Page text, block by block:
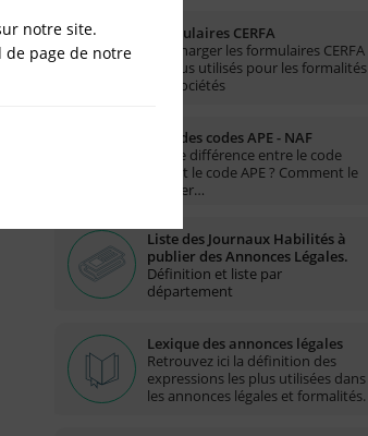
Formulaires CERFA
Télécharger les formulaires CERFA
les plus utilisés pour les formalités
des sociétés
Liste des codes APE - NAF
Quelle différence entre le code
NAF et le code APE ? Comment le
trouver…
Liste des Journaux Habilités à
publier des Annonces Légales.
Définition et liste par
département
Lexique des annonces légales
Retrouvez ici la définition des
expressions les plus utilisées dans
les annonces légales et formalités.
notre site.
de page de notre